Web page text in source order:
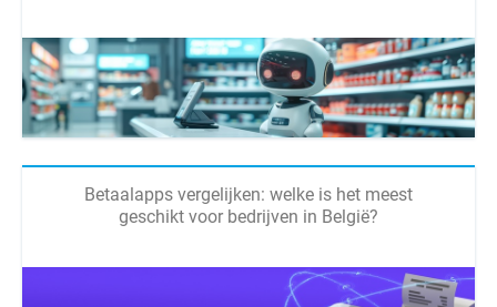
Betaalapps vergelijken: welke is het meest
geschikt voor bedrijven in België?